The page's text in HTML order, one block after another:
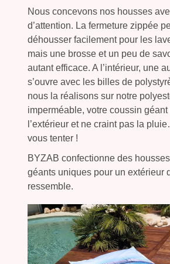
Nous concevons nos housses
d’attention. La fermeture zippée
déhousser facilement pour les
mais une brosse et un peu de
autant efficace. A l’intérieur, une
s’ouvre avec les billes de
nous la réalisons sur notre
imperméable, votre coussin géant
l’extérieur et ne craint pas la
vous tenter !
BYZAB confectionne des
géants uniques pour un extérieur
ressemble.